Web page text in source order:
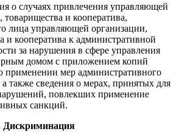
о случаях привлечения управляющей
товарищества и кооператива,
лица управляющей организации,
и кооператива к административной
за нарушения в сфере управления
домом с приложением копий
применении мер административного
а также сведения о мерах, принятых для
повлекших применение
санкций.
Дискриминация